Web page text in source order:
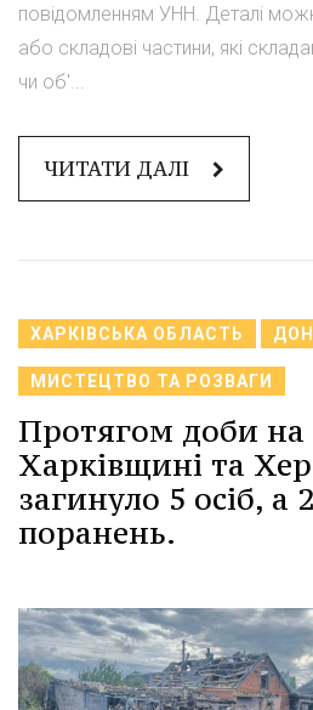
повідомленням УНН. Деталі
або складові частини, які
чи об'...
ЧИТАТИ ДАЛІ
ХАРКІВСЬКА ОБЛАСТЬ
МИСТЕЦТВО ТА РОЗВАГИ
Протягом доби на
Харківщині та
загинуло 5 осіб, а
поранень.